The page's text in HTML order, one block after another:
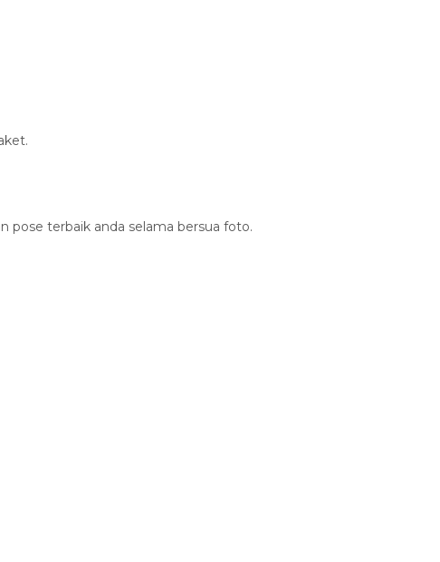
pose terbaik anda selama bersua foto.